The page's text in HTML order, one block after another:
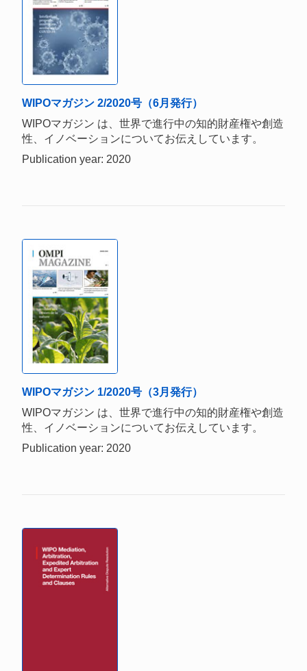
WIPOマガジン 2/2020号（6月発行）
WIPOマガジン は、世界で進行中の知的財産権や創造
性、イノベーションについてお伝えしています。
Publication year: 2020
WIPOマガジン 1/2020号（3月発行）
WIPOマガジン は、世界で進行中の知的財産権や創造
性、イノベーションについてお伝えしています。
Publication year: 2020